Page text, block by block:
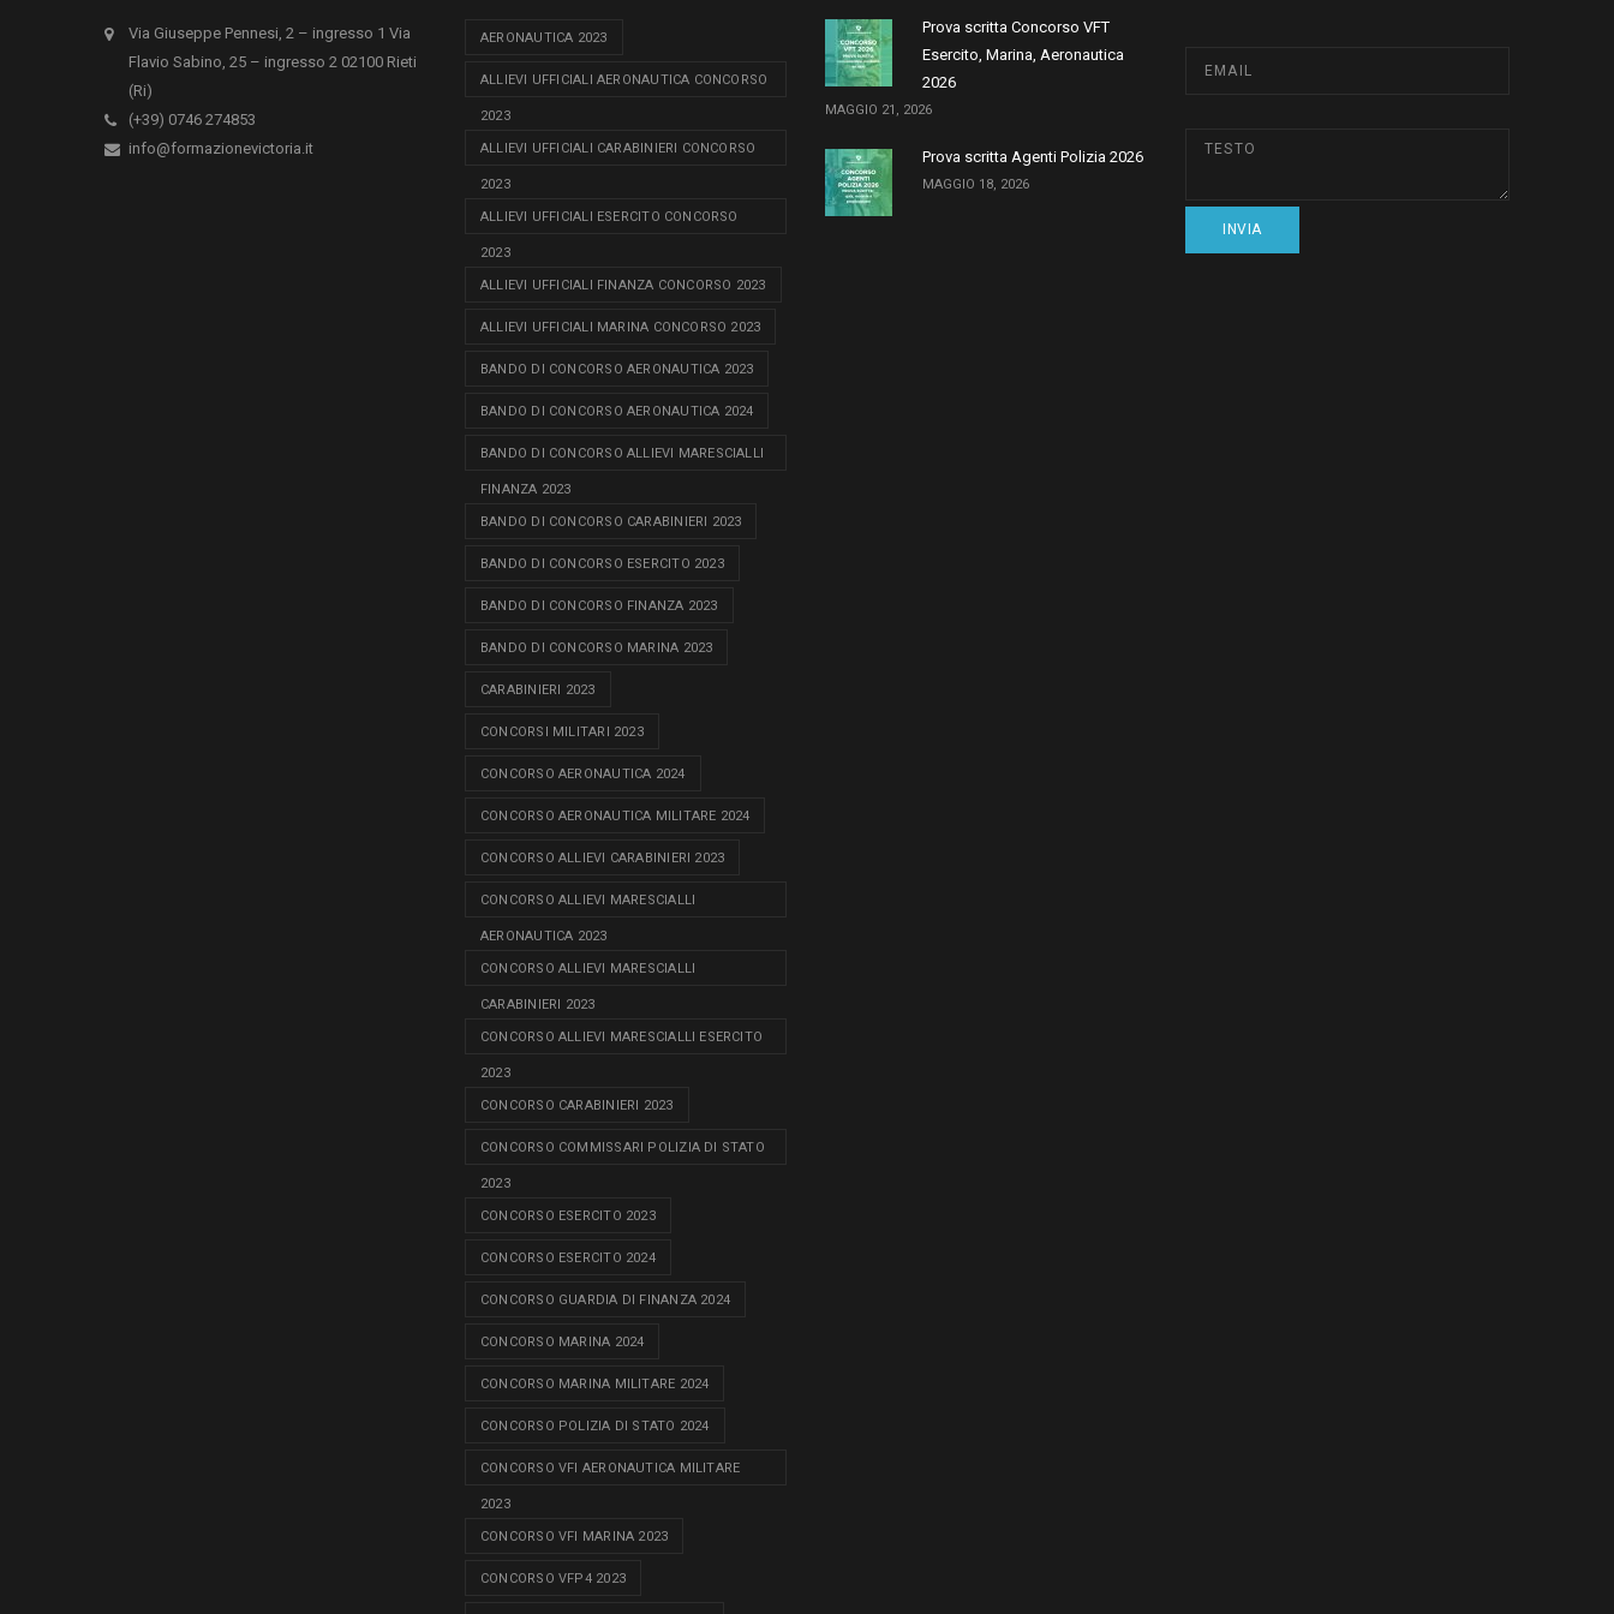
Via Giuseppe Pennesi, 2 – ingresso 1 Via
Flavio Sabino, 25 – ingresso 2 02100 Rieti
(Ri)
(+39) 0746 274853
info@formazionevictoria.it
AERONAUTICA 2023
ALLIEVI UFFICIALI AERONAUTICA CONCORSO
2023
ALLIEVI UFFICIALI CARABINIERI CONCORSO
2023
ALLIEVI UFFICIALI ESERCITO CONCORSO
2023
ALLIEVI UFFICIALI FINANZA CONCORSO 2023
ALLIEVI UFFICIALI MARINA CONCORSO 2023
BANDO DI CONCORSO AERONAUTICA 2023
BANDO DI CONCORSO AERONAUTICA 2024
BANDO DI CONCORSO ALLIEVI MARESCIALLI
FINANZA 2023
BANDO DI CONCORSO CARABINIERI 2023
BANDO DI CONCORSO ESERCITO 2023
BANDO DI CONCORSO FINANZA 2023
BANDO DI CONCORSO MARINA 2023
CARABINIERI 2023
CONCORSI MILITARI 2023
CONCORSO AERONAUTICA 2024
CONCORSO AERONAUTICA MILITARE 2024
CONCORSO ALLIEVI CARABINIERI 2023
CONCORSO ALLIEVI MARESCIALLI
AERONAUTICA 2023
CONCORSO ALLIEVI MARESCIALLI
CARABINIERI 2023
CONCORSO ALLIEVI MARESCIALLI ESERCITO
2023
CONCORSO CARABINIERI 2023
CONCORSO COMMISSARI POLIZIA DI STATO
2023
CONCORSO ESERCITO 2023
CONCORSO ESERCITO 2024
CONCORSO GUARDIA DI FINANZA 2024
CONCORSO MARINA 2024
CONCORSO MARINA MILITARE 2024
CONCORSO POLIZIA DI STATO 2024
CONCORSO VFI AERONAUTICA MILITARE
2023
CONCORSO VFI MARINA 2023
CONCORSO VFP4 2023
Prova scritta Concorso VFT
Esercito, Marina, Aeronautica
2026
MAGGIO 21, 2026
Prova scritta Agenti Polizia 2026
MAGGIO 18, 2026